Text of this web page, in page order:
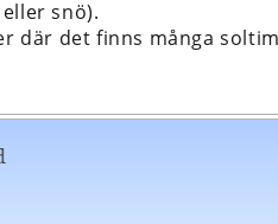
snö).
där det finns många